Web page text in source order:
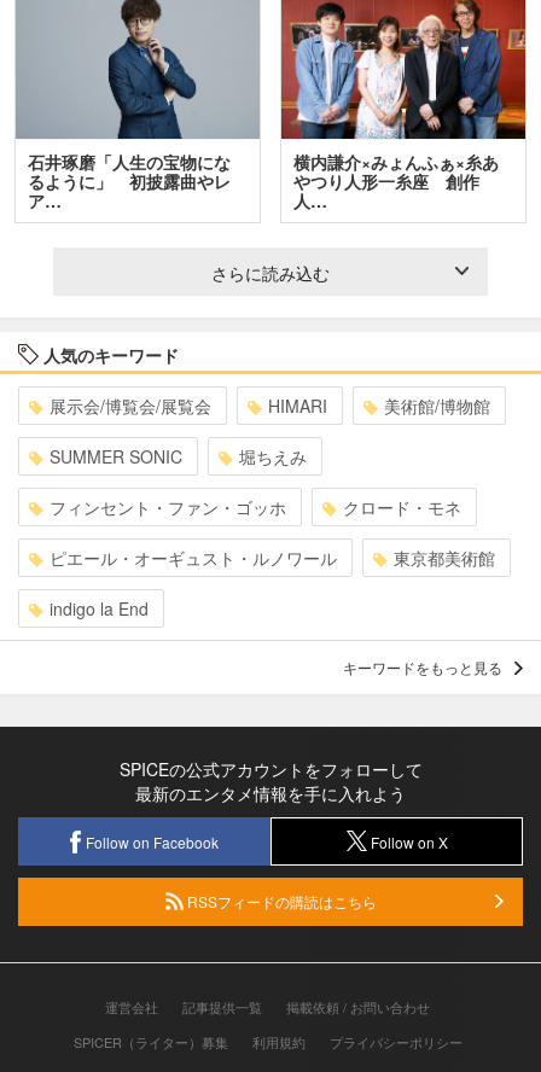
石井琢磨「人生の宝物にな
るように」 初披露曲やレ
ア…
横内謙介×みょんふぁ×糸あ
やつり人形一糸座 創作
人…
さらに読み込む
人気のキーワード
展示会/博覧会/展覧会 HIMARI 美術館/博物館
SUMMER SONIC 堀ちえみ
フィンセント・ファン・ゴッホ クロード・モネ
ピエール・オーギュスト・ルノワール 東京都美術館
indigo la End
キーワードをもっと見る
SPICEの公式アカウントをフォローして
最新のエンタメ情報を手に入れよう
Follow on Facebook Follow on X
RSSフィードの購読はこちら
運営会社 記事提供一覧
掲載依頼 / お問い合わせ
SPICER（ライター）募集
利用規約 プライバシーポリシー